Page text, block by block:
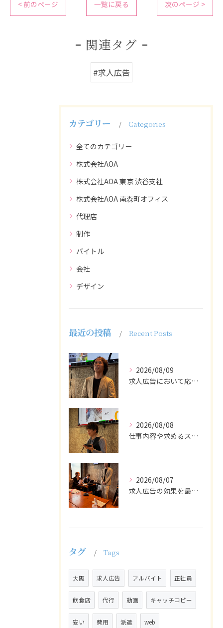
< 前のページ 一覧に戻る 次のページ >
関連タグ
#求人広告
カテゴリー Categories
全てのカテゴリー
株式会社AOA
株式会社AOA 東京 渋谷支社
株式会社AOA 南森町オフィス
代理店
制作
バイトル
会社
デザイン
最近の投稿 Recent Posts
2026/08/09
求人広告において応募者の質を大きく左右するのは、求人内容の充...
2026/08/08
仕事内容や求めるスキルを明確にし、ターゲット層に響くメッセー...
2026/08/07
求人広告の効果を最大化するために最も重要なのは、掲載タイミン...
タグ Tags
大阪 求人広告 アルバイト 正社員
飲食店 代行 動画 キャッチコピー
安い 費用 派遣 web